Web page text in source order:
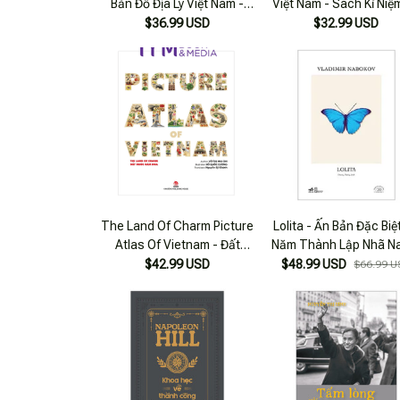
Bản Đồ Địa Lý Việt Nam -
Nxb Kim Đồng
$36.99 USD
Việt Nam - Sách Kỉ Niệm 65
Năm Nxb Kim Đồng
$32.99 USD
The Land Of Charm Picture
Atlas Of Vietnam - Đất
Nước Gấm Hoa
$42.99 USD
Lolita - Ấn Bản Đặc
Năm Thành Lập Nhã
Bìa Cứng
$48.99 USD $66.99